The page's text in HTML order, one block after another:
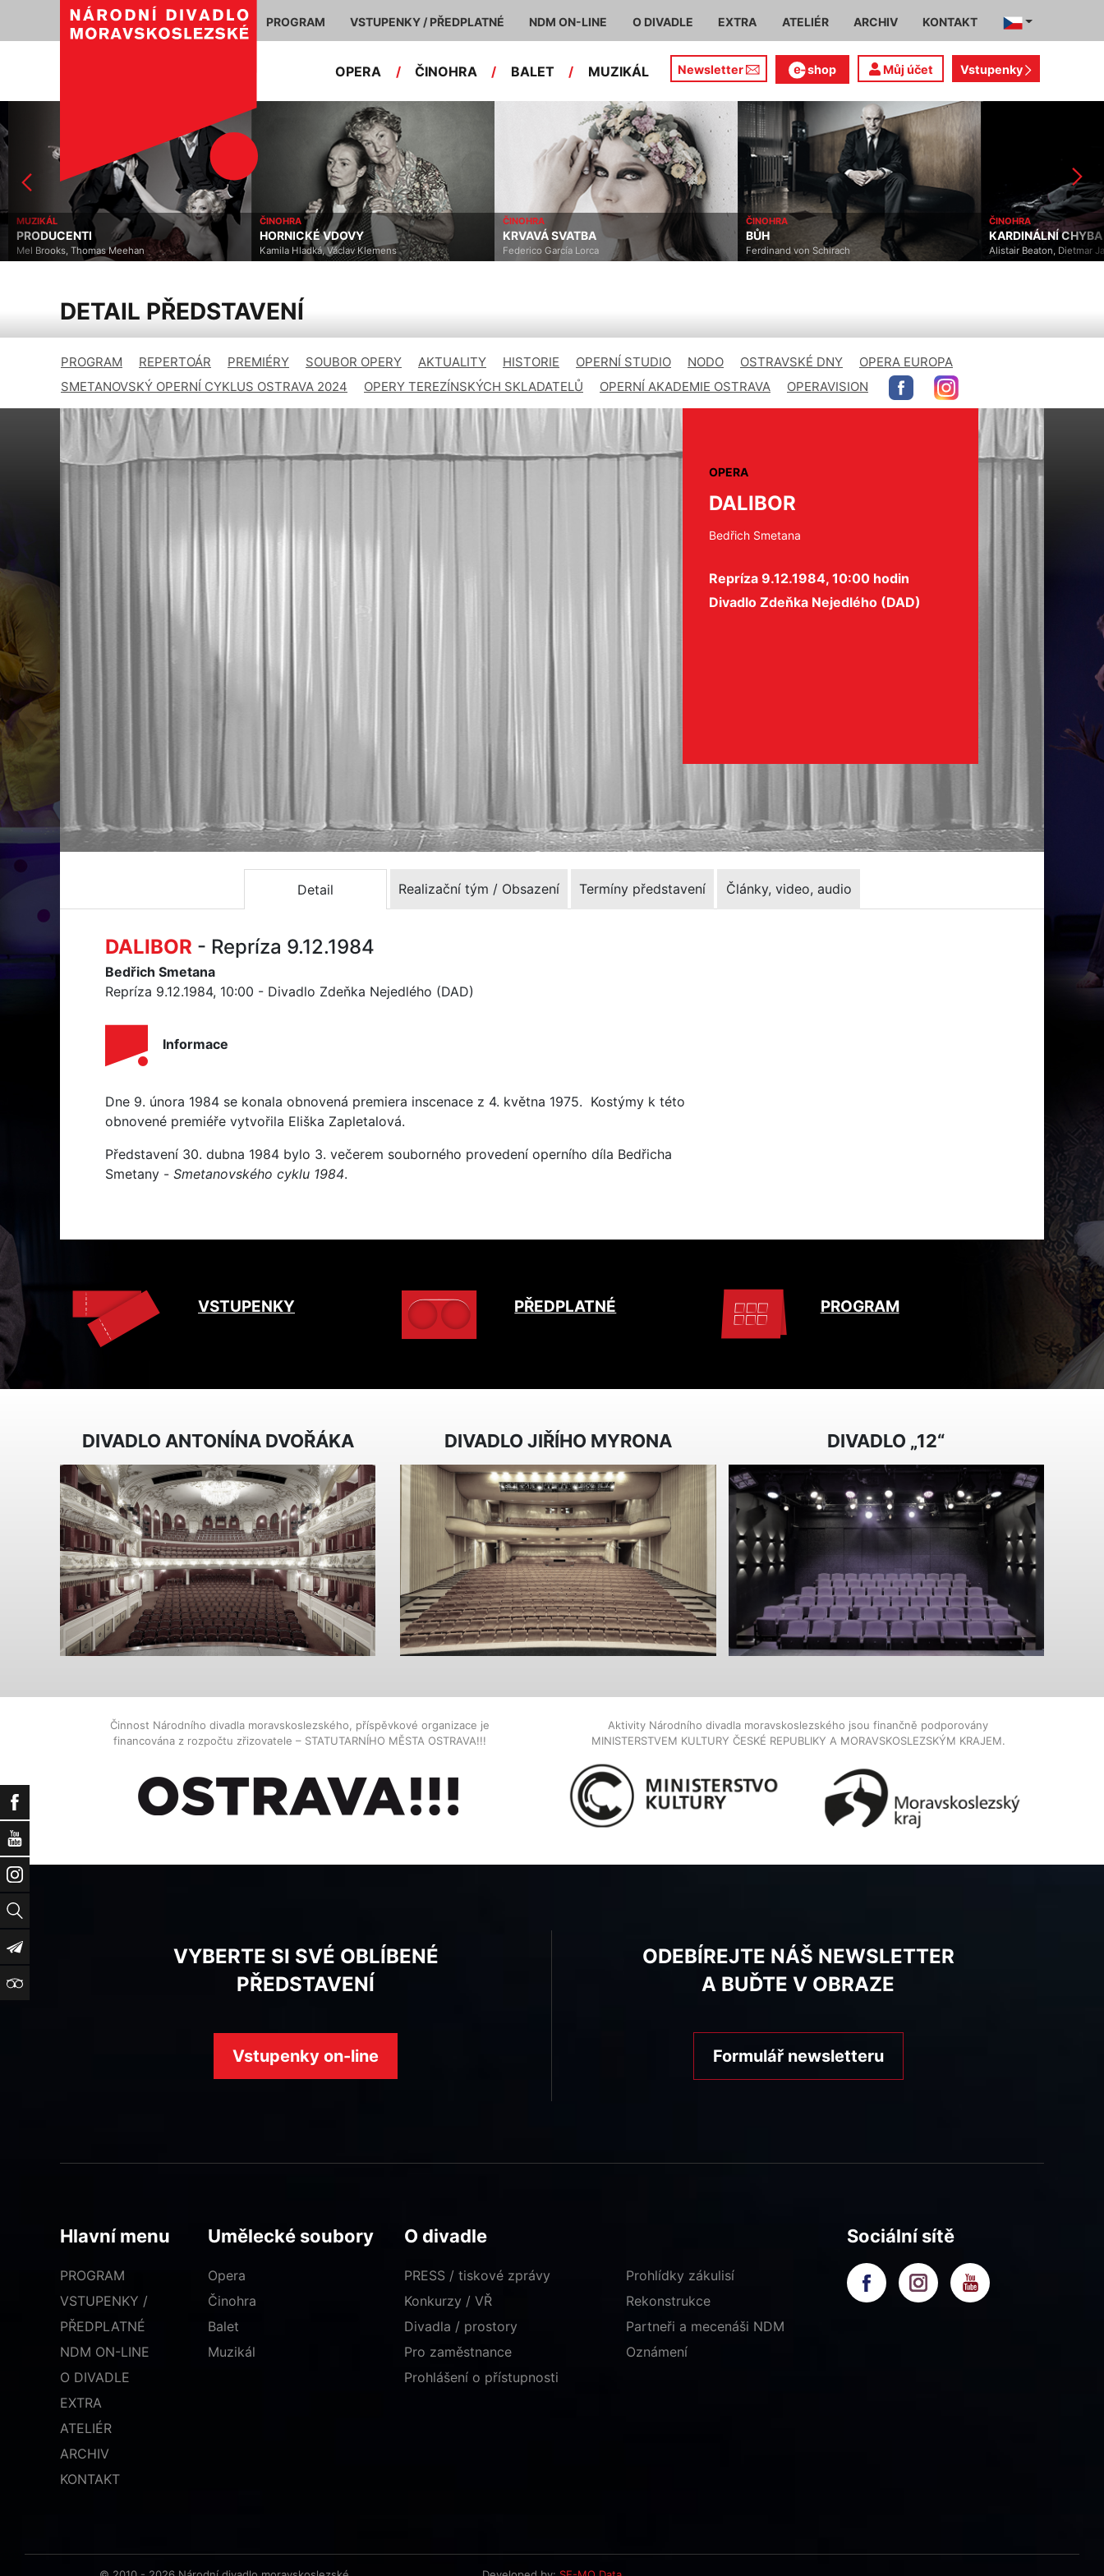
Facebook
YouTube
Instagram
Vyhledat
Newsletter
TripAdvisor
PROGRAM VSTUPENKY / PŘEDPLATNÉ NDM ON-LINE O DIVADLE EXTRA ATELIÉR ARCHIV KONTAKT
OPERA / ČINOHRA / BALET / MUZIKÁL Newsletter shop Můj účet Vstupenky
MUZIKÁL
PRODUCENTI
Mel Brooks, Thomas Meehan
ČINOHRA
HORNICKÉ VDOVY
Kamila Hladká, Václav Klemens
ČINOHRA
KRVAVÁ SVATBA
Federico García Lorca
ČINOHRA
BŮH
Ferdinand von Schirach
ČINOHRA
KARDINÁLNÍ CHYBA
Alistair Beaton, Dietmar
DETAIL PŘEDSTAVENÍ
PROGRAM REPERTOÁR PREMIÉRY SOUBOR OPERY AKTUALITY HISTORIE OPERNÍ STUDIO NODO OSTRAVSKÉ DNY
OPERA EUROPA
SMETANOVSKÝ OPERNÍ CYKLUS OSTRAVA 2024
OPERY TEREZÍNSKÝCH SKLADATELŮ OPERNÍ AKADEMIE OSTRAVA OPERAVISION
OPERA
DALIBOR
Bedřich Smetana
Repríza 9.12.1984, 10:00 hodin
Divadlo Zdeňka Nejedlého (DAD)
Detail Realizační tým / Obsazení Termíny představení Články, video, audio
DALIBOR - Repríza 9.12.1984
Bedřich Smetana
Repríza 9.12.1984, 10:00 - Divadlo Zdeňka Nejedlého (DAD)
Informace
Dne 9. února 1984 se konala obnovená premiera inscenace z 4. května 1975. Kostýmy k této
obnovené premiéře vytvořila Eliška Zapletalová.
Představení 30. dubna 1984 bylo 3. večerem souborného provedení operního díla Bedřicha
Smetany - Smetanovského cyklu 1984.
VSTUPENKY PŘEDPLATNÉ PROGRAM
DIVADLO ANTONÍNA DVOŘÁKA DIVADLO JIŘÍHO MYRONA DIVADLO „12“
Činnost Národního divadla moravskoslezského, příspěvkové organizace je
financována z rozpočtu zřizovatele – STATUTARNÍHO MĚSTA OSTRAVA!!!
Aktivity Národního divadla moravskoslezského jsou finančně podporovány
MINISTERSTVEM KULTURY ČESKÉ REPUBLIKY A MORAVSKOSLEZSKÝM KRAJEM.
VYBERTE SI SVÉ OBLÍBENÉ
PŘEDSTAVENÍ
Vstupenky on-line
ODEBÍREJTE NÁŠ NEWSLETTER
A BUĎTE V OBRAZE
Formulář newsletteru
Hlavní menu
PROGRAM
VSTUPENKY /
PŘEDPLATNÉ
NDM ON-LINE
O DIVADLE
EXTRA
ATELIÉR
ARCHIV
KONTAKT
Umělecké soubory
Opera
Činohra
Balet
Muzikál
O divadle
PRESS / tiskové zprávy
Konkurzy / VŘ
Divadla / prostory
Prohlídky zákulisí
Rekonstrukce
Partneři a mecenáši NDM
Pro zaměstnance
Oznámení
Prohlášení o přístupnosti
Sociální sítě